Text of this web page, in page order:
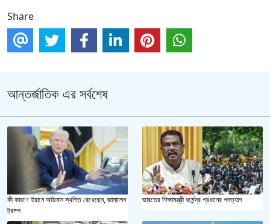
Share
আন্তর্জাতিক এর সর্বশেষ
কী কারণে ইরানে অভিযান স্থগিত রেখেছেন, জানালেন
ট্রাম্প
ভারতের শিক্ষামন্ত্রী ধর্মেন্দ্র প্রধানের পদত্যাগ